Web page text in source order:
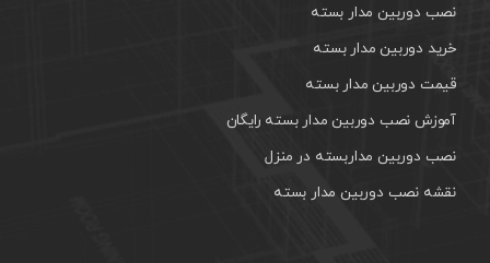
نصب دوربین مدار بسته
خرید دوربین مدار بسته
قیمت دوربین مدار بسته
آموزش نصب دوربین مدار بسته رایگان
نصب دوربین مداربسته در منزل
نقشه نصب دوربین مدار بسته